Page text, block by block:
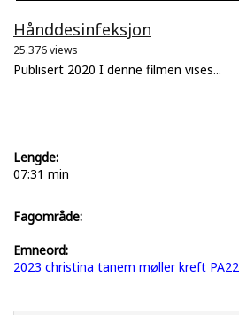
Hånddesinfeksjon
25.376 views
Publisert 2020 I denne filmen vises...
Lengde:
07:31 min
Fagområde:
Emneord:
2023 christina tanem møller kreft PA22